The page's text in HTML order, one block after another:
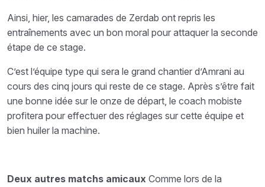
Ainsi, hier, les camarades de Zerdab ont repris les
entraînements avec un bon moral pour attaquer la seconde
étape de ce stage.
C’est l’équipe type qui sera le grand chantier d’Amrani au
cours des cinq jours qui reste de ce stage. Après s’être fait
une bonne idée sur le onze de départ, le coach mobiste
profitera pour effectuer des réglages sur cette équipe et
bien huiler la machine.
Deux autres matchs amicaux Comme lors de la